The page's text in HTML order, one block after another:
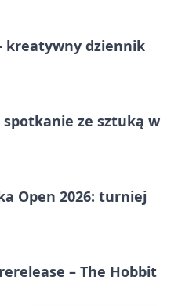
kreatywny dziennik
spotkanie ze sztuką w
Open 2026: turniej
– The Hobbit